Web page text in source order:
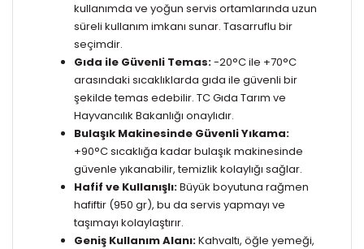
kullanımda ve yoğun servis ortamlarında uzun
süreli kullanım imkanı sunar. Tasarruflu bir
seçimdir.
Gıda ile Güvenli Temas:-20°C ile +70°C
arasındaki sıcaklıklarda gıda ile güvenli bir
şekilde temas edebilir. TC Gıda Tarım ve
Hayvancılık Bakanlığı onaylıdır.
Bulaşık Makinesinde Güvenli Yıkama:
+90°C sıcaklığa kadar bulaşık makinesinde
güvenle yıkanabilir, temizlik kolaylığı sağlar.
Hafif ve Kullanışlı:Büyük boyutuna rağmen
hafiftir (950 gr), bu da servis yapmayı ve
taşımayı kolaylaştırır.
Geniş Kullanım Alanı:Kahvaltı, öğle yemeği,